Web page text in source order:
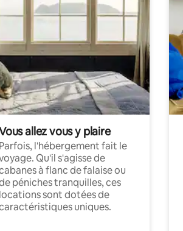
allez vous y plaire
Parfois, l'hébergement fait le
Qu'il s'agisse de
à flanc de falaise ou
péniches tranquilles, ces
locations sont dotées de
uniques.